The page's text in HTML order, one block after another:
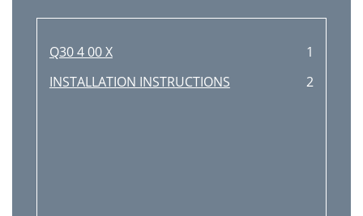
Q30 4 00 X
1
INSTALLATION INSTRUCTIONS
2